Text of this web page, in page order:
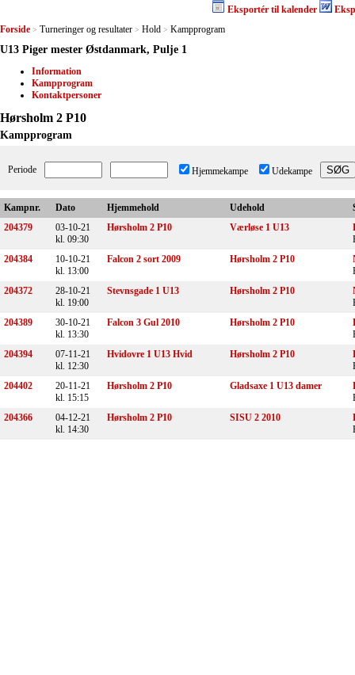
Eksportér til kalender
Forside > Turneringer og resultater > Hold > Kampprogram
U13 Piger mester Østdanmark, Pulje 1
Information
Kampprogram
Kontaktpersoner
Hørsholm 2 P10
Kampprogram
Periode Hjemmekampe Udekampe
Kampnr. Dato Hjemmehold Udehold
204379
03-10-21
kl. 09:30
Hørsholm 2 P10 Værløse 1 U13
204384
10-10-21
kl. 13:00
Falcon 2 sort 2009 Hørsholm 2 P10
204372
28-10-21
kl. 19:00
Stevnsgade 1 U13 Hørsholm 2 P10
204389
30-10-21
kl. 13:30
Falcon 3 Gul 2010 Hørsholm 2 P10
204394
07-11-21
kl. 12:30
Hvidovre 1 U13 Hvid Hørsholm 2 P10
204402
20-11-21
kl. 15:15
Hørsholm 2 P10 Gladsaxe 1 U13 damer
204366
04-12-21
kl. 14:30
Hørsholm 2 P10 SISU 2 2010